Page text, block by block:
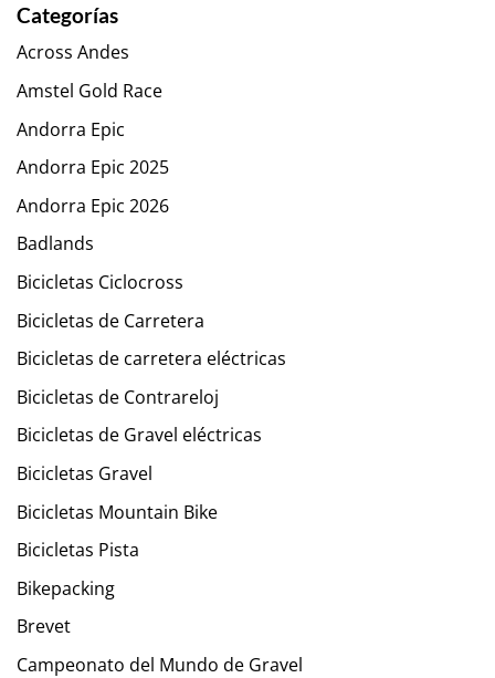
Categorías
Across Andes
Amstel Gold Race
Andorra Epic
Andorra Epic 2025
Andorra Epic 2026
Badlands
Bicicletas Ciclocross
Bicicletas de Carretera
Bicicletas de carretera eléctricas
Bicicletas de Contrareloj
Bicicletas de Gravel eléctricas
Bicicletas Gravel
Bicicletas Mountain Bike
Bicicletas Pista
Bikepacking
Brevet
Campeonato del Mundo de Gravel